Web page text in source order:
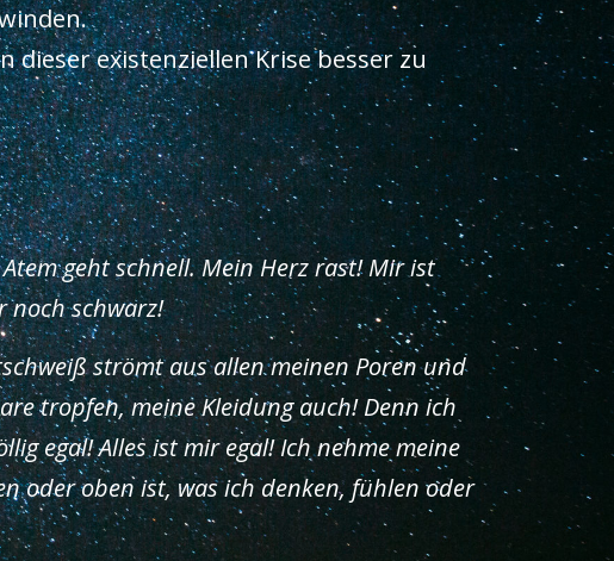
existenziellen Krise besser zu
geht schnell. Mein Herz rast! Mir ist
noch schwarz!
strömt aus allen meinen Poren und
tropfen, meine Kleidung auch! Denn ich
egal! Alles ist mir egal! Ich nehme meine
oder oben ist, was ich denken, fühlen oder